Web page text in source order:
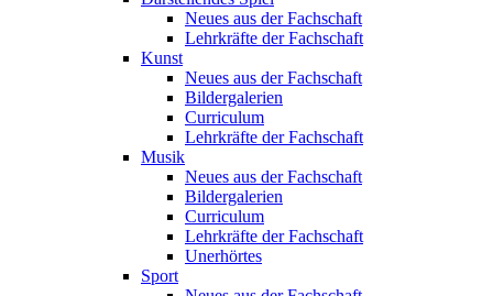
Neues aus der Fachschaft
Lehrkräfte der Fachschaft
Kunst
Neues aus der Fachschaft
Bildergalerien
Curriculum
Lehrkräfte der Fachschaft
Musik
Neues aus der Fachschaft
Bildergalerien
Curriculum
Lehrkräfte der Fachschaft
Unerhörtes
Sport